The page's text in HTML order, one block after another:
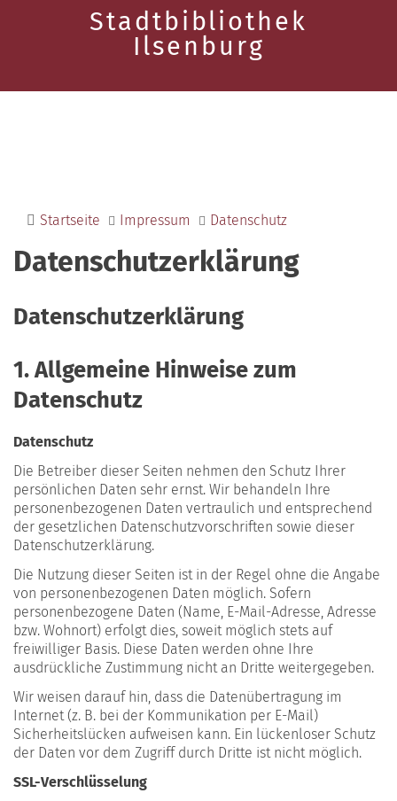
Stadtbibliothek
Ilsenburg
Startseite Impressum Datenschutz
Datenschutzerklärung
Datenschutzerklärung
1. Allgemeine Hinweise zum
Datenschutz
Datenschutz
Die Betreiber dieser Seiten nehmen den Schutz Ihrer
persönlichen Daten sehr ernst. Wir behandeln Ihre
personenbezogenen Daten vertraulich und entsprechend
der gesetzlichen Datenschutzvorschriften sowie dieser
Datenschutzerklärung.
Die Nutzung dieser Seiten ist in der Regel ohne die Angabe
von personenbezogenen Daten möglich. Sofern
personenbezogene Daten (Name, E-Mail-Adresse, Adresse
bzw. Wohnort) erfolgt dies, soweit möglich stets auf
freiwilliger Basis. Diese Daten werden ohne Ihre
ausdrückliche Zustimmung nicht an Dritte weitergegeben.
Wir weisen darauf hin, dass die Datenübertragung im
Internet (z. B. bei der Kommunikation per E-Mail)
Sicherheitslücken aufweisen kann. Ein lückenloser Schutz
der Daten vor dem Zugriff durch Dritte ist nicht möglich.
SSL-Verschlüsselung